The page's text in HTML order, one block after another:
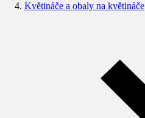
Květináče a obaly na květináče